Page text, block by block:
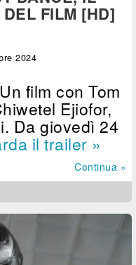
FILM [HD]
2024
film con Tom
Ejiofor,
Da giovedì 24
il trailer »
Continua »